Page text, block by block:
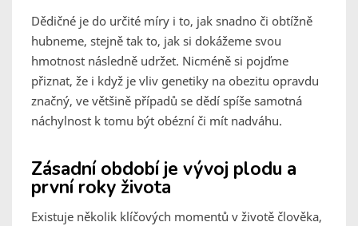
Dědičné je do určité míry i to, jak snadno či obtížně
hubneme, stejně tak to, jak si dokážeme svou
hmotnost následně udržet. Nicméně si pojďme
přiznat, že i když je vliv genetiky na obezitu opravdu
značný, ve většině případů se dědí spíše samotná
náchylnost k tomu být obézní či mít nadváhu.
Zásadní období je vývoj plodu a
první roky života
Existuje několik klíčových momentů v životě člověka,